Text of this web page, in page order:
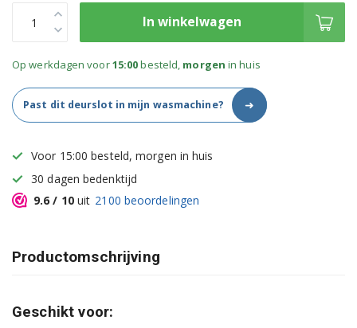
In winkelwagen
Op werkdagen voor15:00besteld, morgen in huis
Past dit deurslot in mijn wasmachine? ➜
Voor 15:00 besteld, morgen in huis
30 dagen bedenktijd
9.6 / 10uit 2100 beoordelingen
Productomschrijving
Geschikt voor: